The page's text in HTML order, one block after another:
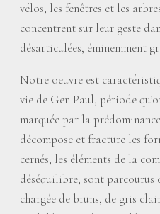
vélos, les fenêtres et les
concentrent sur leur geste
désarticulées, éminemment
Notre oeuvre est
vie de Gen Paul, période
marquée par la
décompose et fracture les
cernés, les éléments de la
déséquilibre, sont parcourus
chargée de bruns, de gris